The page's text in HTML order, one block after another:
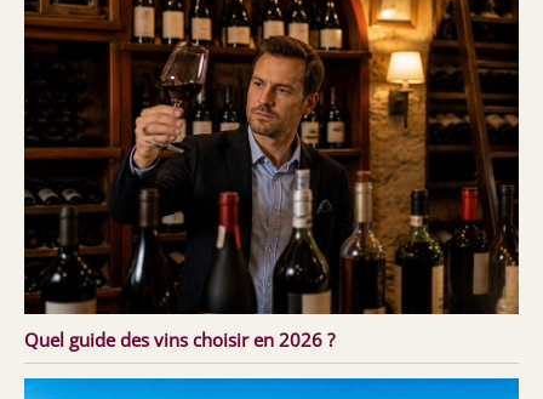
Quel guide des vins choisir en 2026 ?